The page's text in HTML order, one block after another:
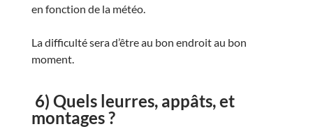
en fonction de la météo.
La difficulté sera d’être au bon endroit au bon
moment.
6) Quels leurres, appâts, et
montages ?